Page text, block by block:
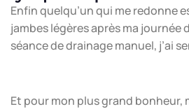
Enfin quelqu’un qui me redonne
jambes légères après ma journée
séance de drainage manuel, j’ai
Et pour mon plus grand bonheur,